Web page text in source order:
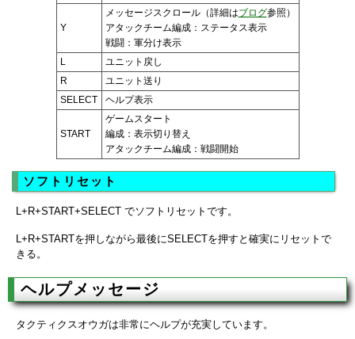
Y
メッセージスクロール（詳細はブログ参照）
アタックチーム編成：ステータス表示
戦闘：軍分け表示
L
ユニット戻し
R
ユニット送り
SELECT
ヘルプ表示
START
ゲームスタート
編成：表示切り替え
アタックチーム編成：戦闘開始
ソフトリセット
L+R+START+SELECT でソフトリセットです。
L+R+STARTを押しながら最後にSELECTを押すと確実にリセットで
きる。
ヘルプメッセージ
タクティクスオウガは非常にヘルプが充実しています。